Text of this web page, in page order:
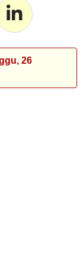
26